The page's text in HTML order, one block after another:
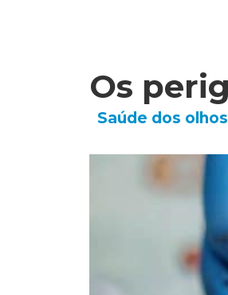
Os
Saúde dos olhos